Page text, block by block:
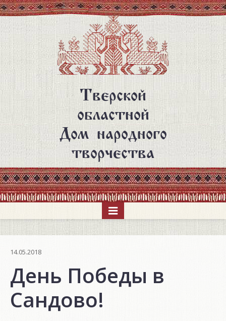
Перейти
к
основному
содержанию
Тверской
областной
Дом народного
творчества
14.05.2018
День Победы в
Сандово!